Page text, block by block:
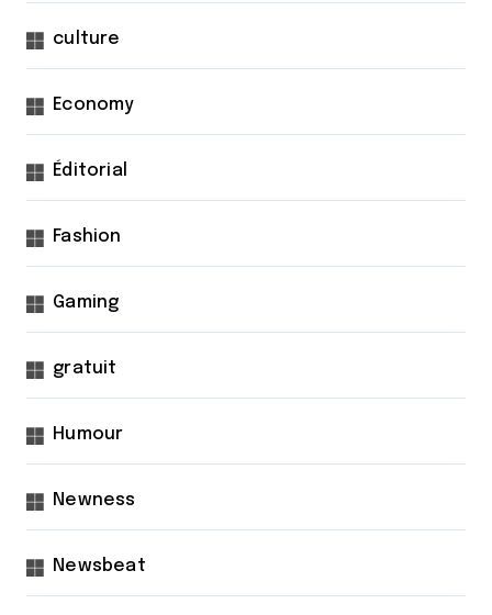
culture
Economy
Éditorial
Fashion
Gaming
gratuit
Humour
Newness
Newsbeat